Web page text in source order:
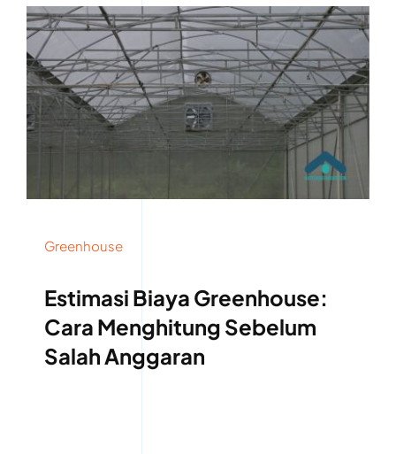
Greenhouse
Estimasi Biaya Greenhouse:
Cara Menghitung Sebelum
Salah Anggaran